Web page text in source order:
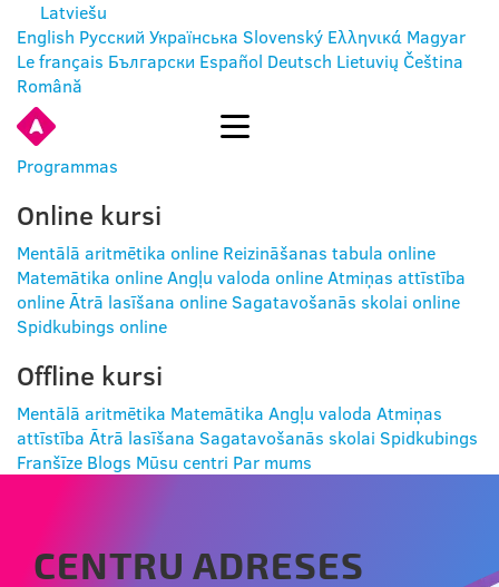
Latviešu
English Русский Українська Slovenský Ελληνικά Magyar
Le français Български Español Deutsch Lietuvių Čeština
Română
Programmas
Online kursi
Mentālā aritmētika online Reizināšanas tabula online
Matemātika onlineAngļu valoda onlineAtmiņas attīstība
onlineĀtrā lasīšana online Sagatavošanās skolai online
Spidkubings online
Offline kursi
Mentālā aritmētika Matemātika Angļu valoda Atmiņas
attīstība Ātrā lasīšana Sagatavošanās skolai Spidkubings
Franšīze Blogs Mūsu centri Par mums
CENTRU ADRESES